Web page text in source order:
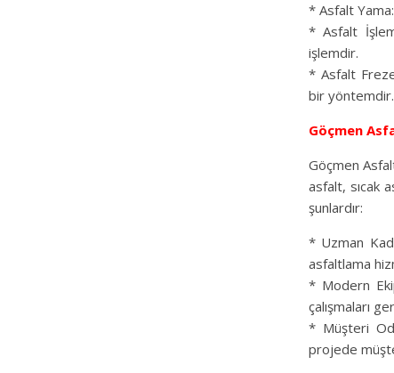
* Asfalt
* Asfalt
işlemdir.
* Asfalt
bir yöntemdir.
Göçmen
Göçmen
asfalt, sıcak
şunlardır:
* Uzman
asfaltlama
* Modern
çalışmaları
* Müşteri
projede